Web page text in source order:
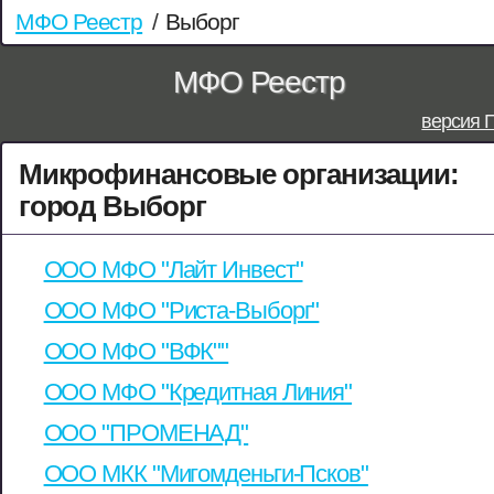
МФО Реестр / Выборг
МФО Реестр
версия
Микрофинансовые организации:
город Выборг
ООО МФО "Лайт Инвест"
ООО МФО "Риста-Выборг"
ООО МФО "ВФК""
ООО МФО "Кредитная Линия"
ООО "ПРОМЕНАД"
ООО МКК "Мигомденьги-Псков"